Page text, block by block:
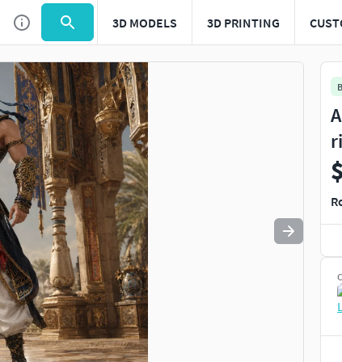
3D MODELS 3D PRINTING
Use to navigate. Press esc to quit